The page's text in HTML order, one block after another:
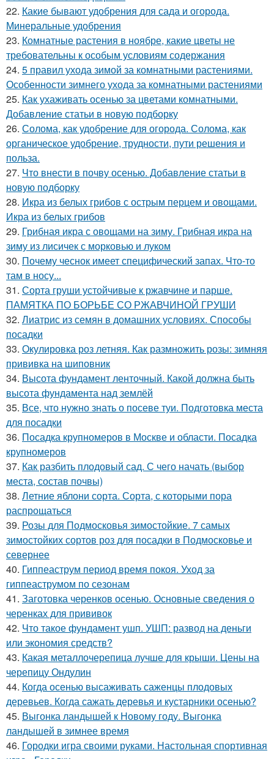
22. Какие бывают удобрения для сада и огорода.
Минеральные удобрения
23. Комнатные растения в ноябре, какие цветы не
требовательны к особым условиям содержания
24. 5 правил ухода зимой за комнатными растениями.
Особенности зимнего ухода за комнатными растениями
25. Как ухаживать осенью за цветами комнатными.
Добавление статьи в новую подборку
26. Солома, как удобрение для огорода. Солома, как
органическое удобрение, трудности, пути решения и
польза.
27. Что внести в почву осенью. Добавление статьи в
новую подборку
28. Икра из белых грибов с острым перцем и овощами.
Икра из белых грибов
29. Грибная икра с овощами на зиму. Грибная икра на
зиму из лисичек с морковью и луком
30. Почему чеснок имеет специфический запах. Что-то
там в носу...
31. Сорта груши устойчивые к ржавчине и парше.
ПАМЯТКА ПО БОРЬБЕ СО РЖАВЧИНОЙ ГРУШИ
32. Лиатрис из семян в домашних условиях. Способы
посадки
33. Окулировка роз летняя. Как размножить розы: зимняя
прививка на шиповник
34. Высота фундамент ленточный. Какой должна быть
высота фундамента над землёй
35. Все, что нужно знать о посеве туи. Подготовка места
для посадки
36. Посадка крупномеров в Москве и области. Посадка
крупномеров
37. Как разбить плодовый сад. С чего начать (выбор
места, состав почвы)
38. Летние яблони сорта. Сорта, с которыми пора
распрощаться
39. Розы для Подмосковья зимостойкие. 7 самых
зимостойких сортов роз для посадки в Подмосковье и
севернее
40. Гиппеаструм период время покоя. Уход за
гиппеаструмом по сезонам
41. Заготовка черенков осенью. Основные сведения о
черенках для прививок
42. Что такое фундамент ушп. УШП: развод на деньги
или экономия средств?
43. Какая металлочерепица лучше для крыши. Цены на
черепицу Ондулин
44. Когда осенью высаживать саженцы плодовых
деревьев. Когда сажать деревья и кустарники осенью?
45. Выгонка ландышей к Новому году. Выгонка
ландышей в зимнее время
46. Городки игра своими руками. Настольная спортивная